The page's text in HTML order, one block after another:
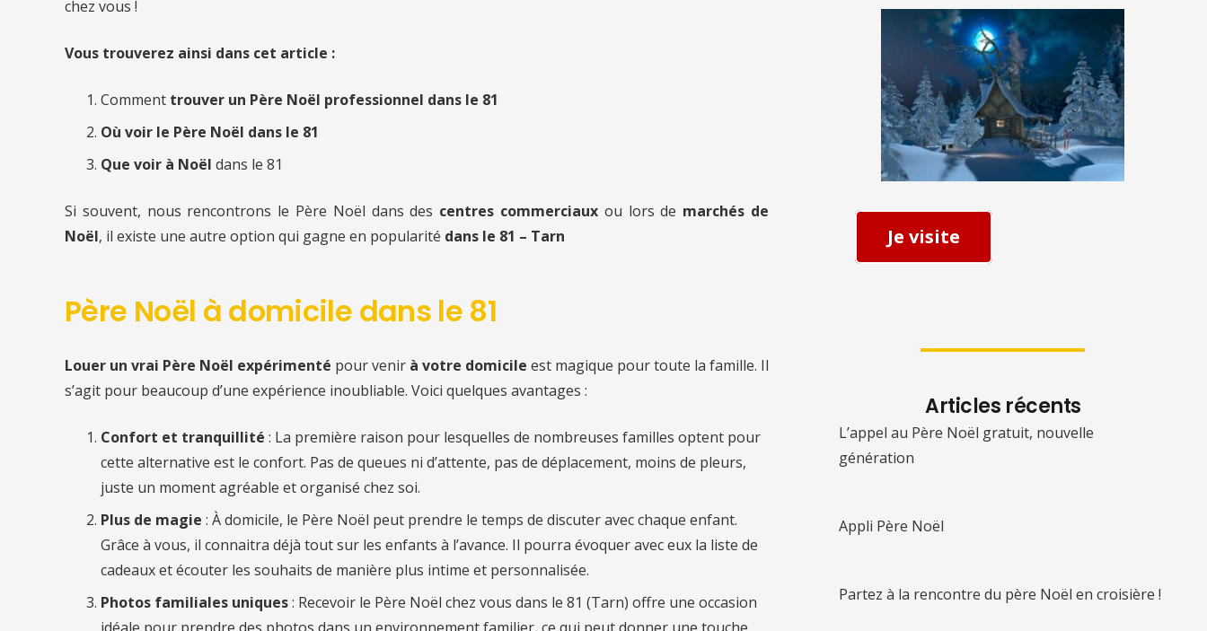
chez vous !
Vous trouverez ainsi dans cet article :
Comment trouver un Père Noël professionnel dans le 81
Où voir le Père Noël dans le 81
Que voir à Noël dans le 81
Si souvent, nous rencontrons le Père Noël dans des centres commerciaux ou lors de marchés de
Noël, il existe une autre option qui gagne en popularité dans le 81 – Tarn
Père Noël à domicile dans le 81
Louer un vrai Père Noël expérimenté pour venir à votre domicile est magique pour toute la famille. Il
s’agit pour beaucoup d’une expérience inoubliable. Voici quelques avantages :
Confort et tranquillité : La première raison pour lesquelles de nombreuses familles optent pour
cette alternative est le confort. Pas de queues ni d’attente, pas de déplacement, moins de pleurs,
juste un moment agréable et organisé chez soi.
Plus de magie : À domicile, le Père Noël peut prendre le temps de discuter avec chaque enfant.
Grâce à vous, il connaitra déjà tout sur les enfants à l’avance. Il pourra évoquer avec eux la liste de
cadeaux et écouter les souhaits de manière plus intime et personnalisée.
Photos familiales uniques: Recevoir le Père Noël chez vous dans le 81 (Tarn) offre une occasion
Je visite
Articles récents
L’appel au Père Noël gratuit, nouvelle
génération
Appli Père Noël
Partez à la rencontre du père Noël en croisière !